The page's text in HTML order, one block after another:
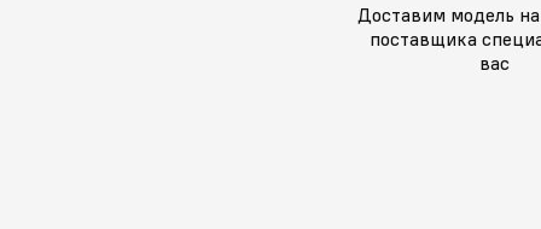
Доставим модель
поставщика
вас